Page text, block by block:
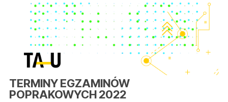
DZWONKI
PODRĘCZNIKI
PIELĘGNIARKA SZKOLNA
DOKUMENTY SZKOŁY
TERMINY EGZAMINÓW
POPRAKOWYCH 2022